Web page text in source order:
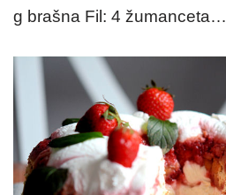
g brašna Fil: 4 žumanceta…